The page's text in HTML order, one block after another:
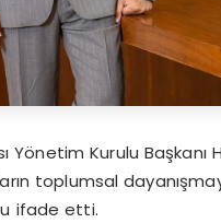
Kurulu Başkanı
toplumsal
ifade etti.